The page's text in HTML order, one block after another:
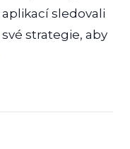
sledovali
strategie, aby